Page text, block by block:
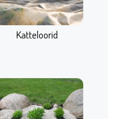
Katteloorid